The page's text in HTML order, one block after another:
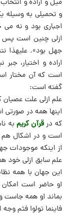
میل و اراده و
و تحمیلى به وسیله
اجبارى بود و نه
ازلى چنین است پس
جهل بود». علیهذا
اراده و اختیار،
است که آن مختار
گفته است:
علم ازلى علت عصیان
اینها همه در صورتى
که درقرآن کریمبه
است و در اشکال
از اینکه موجودات
علم سابق ازلى خود
این جهان با همه
او حاضر است امکان
بماند او همه جاست
فاینما تولوا فثم وجه